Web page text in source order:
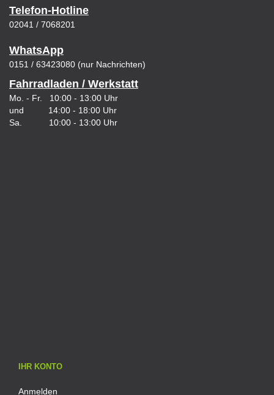
Telefon-Hotline
02041 / 7068201
WhatsApp
0151 / 63423080 (nur Nachrichten)
Fahrradladen / Werkstatt
Mo. - Fr. 10:00 - 13:00 Uhr
und 14:00 - 18:00 Uhr
Sa. 10:00 - 13:00 Uhr
IHR KONTO
Anmelden